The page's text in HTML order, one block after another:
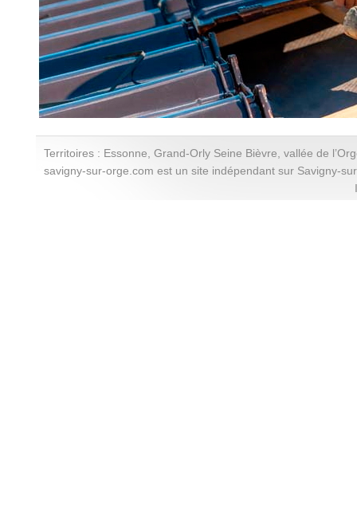
Territoires : Essonne, Grand-Orly Seine Bièvre, vallée de
savigny-sur-orge.com est un site indépendant sur Savigny-